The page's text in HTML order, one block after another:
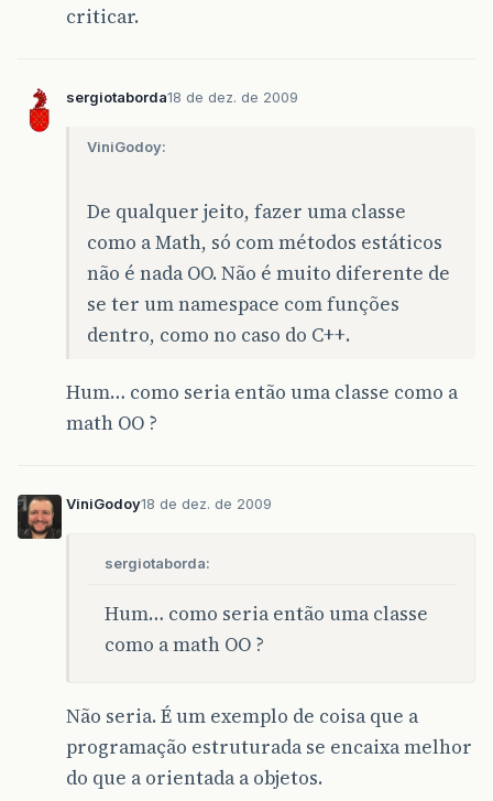
criticar.
sergiotaborda18 de dez. de 2009
ViniGodoy:
De qualquer jeito, fazer uma classe
como a Math, só com métodos estáticos
não é nada OO. Não é muito diferente de
se ter um namespace com funções
dentro, como no caso do C++.
Hum… como seria então uma classe como a
math OO ?
ViniGodoy18 de dez. de 2009
sergiotaborda:
Hum… como seria então uma classe
como a math OO ?
Não seria. É um exemplo de coisa que a
programação estruturada se encaixa melhor
do que a orientada a objetos.